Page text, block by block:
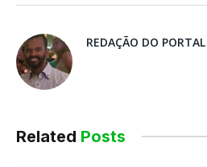
REDAÇÃO DO PORTAL
Related Posts